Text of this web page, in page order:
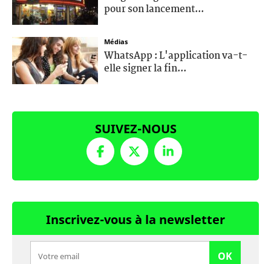
pour son lancement...
Médias
WhatsApp : L'application va-t-
elle signer la fin...
SUIVEZ-NOUS
Inscrivez-vous à la newsletter
OK